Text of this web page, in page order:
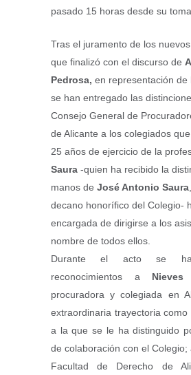
pasado 15 horas desde su
Tras el juramento de los
que finalizó con el discurso de
Pedrosa, en representación de
se han entregado las
Consejo General de
de Alicante a los colegiados
25 años de ejercicio de la
Saura -quien ha recibido la
manos de José Antonio Saura
decano honorífico del Colegio-
encargada de dirigirse a los
nombre de todos ellos.
Durante el acto se
reconocimientos aNieves
procuradora y colegiada en
extraordinaria trayectoria
a la que se le ha distinguido
de colaboración con el Colegio;
Facultad de Derecho de